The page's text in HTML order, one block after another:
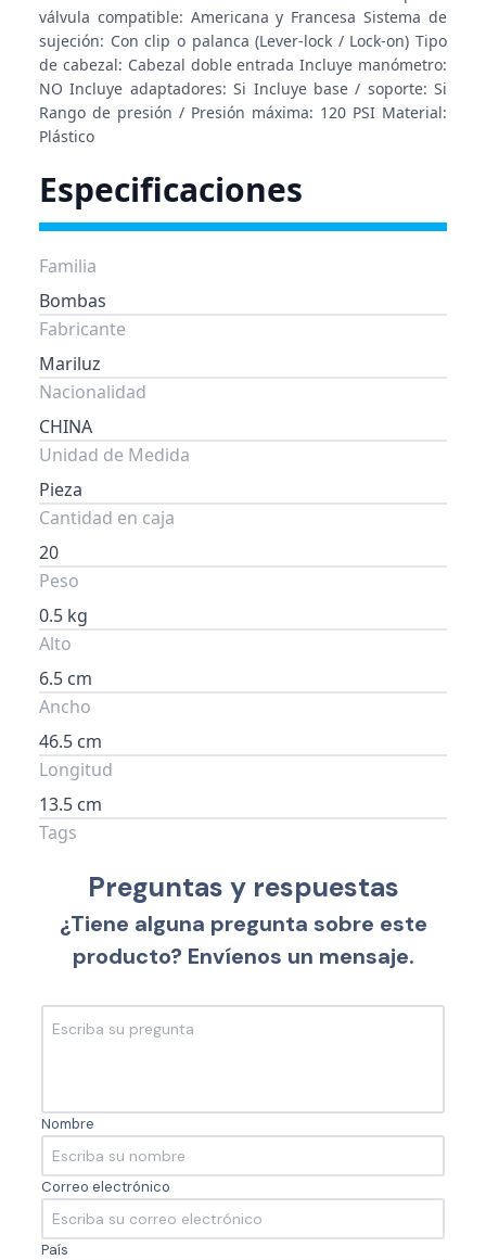
válvula compatible: Americana y Francesa Sistema de
sujeción: Con clip o palanca (Lever-lock / Lock-on) Tipo
de cabezal: Cabezal doble entrada Incluye manómetro:
NO Incluye adaptadores: Si Incluye base / soporte: Si
Rango de presión / Presión máxima: 120 PSI Material:
Plástico
Especificaciones
Familia
Bombas
Fabricante
Mariluz
Nacionalidad
CHINA
Unidad de Medida
Pieza
Cantidad en caja
20
Peso
0.5 kg
Alto
6.5 cm
Ancho
46.5 cm
Longitud
13.5 cm
Tags
Preguntas y respuestas
¿Tiene alguna pregunta sobre este
producto? Envíenos un mensaje.
Nombre
Correo electrónico
País